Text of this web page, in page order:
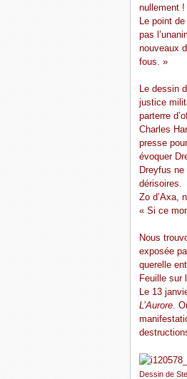
nullement !
Le point
pas
nouveaux
fous. »
Le dessin
justice
parterre
Charles
presse
évoquer
Dreyfus
dérisoires.
Zo d’Axa,
« Si ce
Nous
exposée
querelle
Feuille sur
Le 13
L’Aurore.
Dessin de